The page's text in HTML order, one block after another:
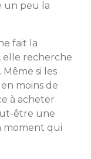
un peu la
fait la
elle recherche
si les
moins de
à acheter
être une
moment qui